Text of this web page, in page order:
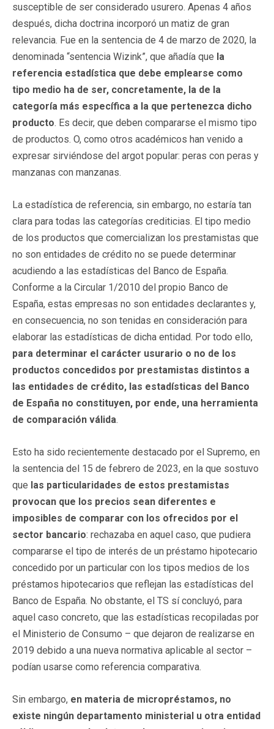
susceptible de ser considerado usurero. Apenas 4 años
después, dicha doctrina incorporó un matiz de gran
relevancia. Fue en la sentencia de 4 de marzo de 2020, la
denominada “sentencia Wizink”, que añadía que la
referencia estadística que debe emplearse como
tipo medio ha de ser, concretamente, la de la
categoría más específica a la que pertenezca dicho
producto. Es decir, que deben compararse el mismo tipo
de productos. O, como otros académicos han venido a
expresar sirviéndose del argot popular: peras con peras y
manzanas con manzanas.
La estadística de referencia, sin embargo, no estaría tan
clara para todas las categorías crediticias. El tipo medio
de los productos que comercializan los prestamistas que
no son entidades de crédito no se puede determinar
acudiendo a las estadísticas del Banco de España.
Conforme a la Circular 1/2010 del propio Banco de
España, estas empresas no son entidades declarantes y,
en consecuencia, no son tenidas en consideración para
elaborar las estadísticas de dicha entidad. Por todo ello,
para determinar el carácter usurario o no de los
productos concedidos por prestamistas distintos a
las entidades de crédito, las estadísticas del Banco
de España no constituyen, por ende, una herramienta
de comparación válida.
Esto ha sido recientemente destacado por el Supremo, en
la sentencia del 15 de febrero de 2023, en la que sostuvo
que las particularidades de estos prestamistas
provocan que los precios sean diferentes e
imposibles de comparar con los ofrecidos por el
sector bancario: rechazaba en aquel caso, que pudiera
compararse el tipo de interés de un préstamo hipotecario
concedido por un particular con los tipos medios de los
préstamos hipotecarios que reflejan las estadísticas del
Banco de España. No obstante, el TS sí concluyó, para
aquel caso concreto, que las estadísticas recopiladas por
el Ministerio de Consumo – que dejaron de realizarse en
2019 debido a una nueva normativa aplicable al sector –
podían usarse como referencia comparativa.
Sin embargo, en materia de micropréstamos, no
existe ningún departamento ministerial u otra entidad